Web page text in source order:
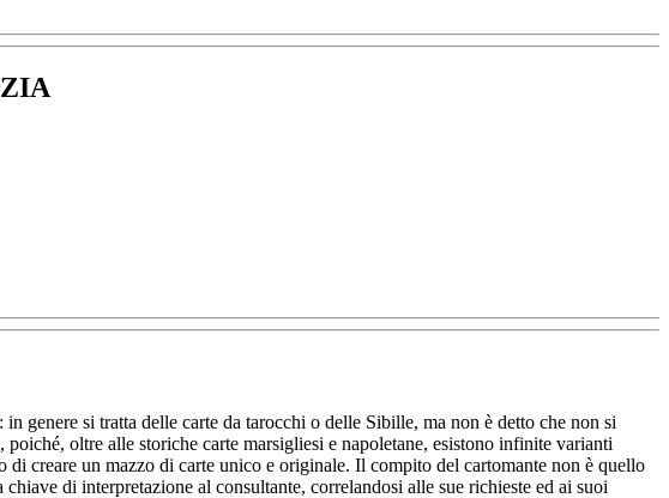
genere si tratta delle carte da tarocchi o delle Sibille, ma non è detto che non si
oltre alle storiche carte marsigliesi e napoletane, esistono infinite varianti
di creare un mazzo di carte unico e originale. Il compito del cartomante non è quello
di interpretazione al consultante, correlandosi alle sue richieste ed ai suoi